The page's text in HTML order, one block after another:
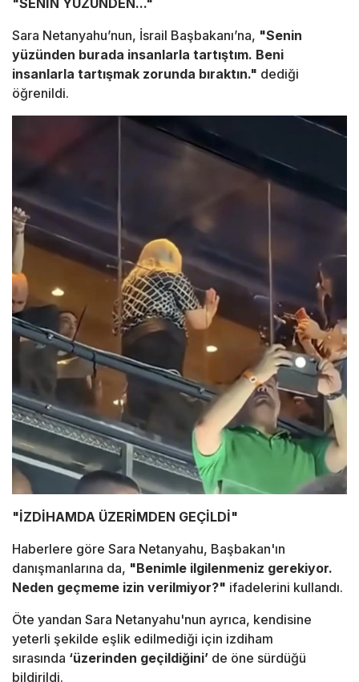
"SENİN YÜZÜNDEN..."
Sara Netanyahu’nun, İsrail Başbakanı’na, "Senin
yüzünden burada insanlarla tartıştım. Beni
insanlarla tartışmak zorunda bıraktın." dediği
öğrenildi.
"İZDİHAMDA ÜZERİMDEN GEÇİLDİ"
Haberlere göre Sara Netanyahu, Başbakan'ın
danışmanlarına da, "Benimle ilgilenmeniz gerekiyor.
Neden geçmeme izin verilmiyor?" ifadelerini kullandı.
Öte yandan Sara Netanyahu'nun ayrıca, kendisine
yeterli şekilde eşlik edilmediği için izdiham
sırasında ‘üzerinden geçildiğini’ de öne sürdüğü
bildirildi.